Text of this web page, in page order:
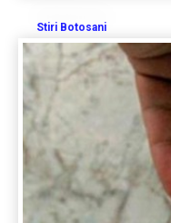
Stiri Botosani